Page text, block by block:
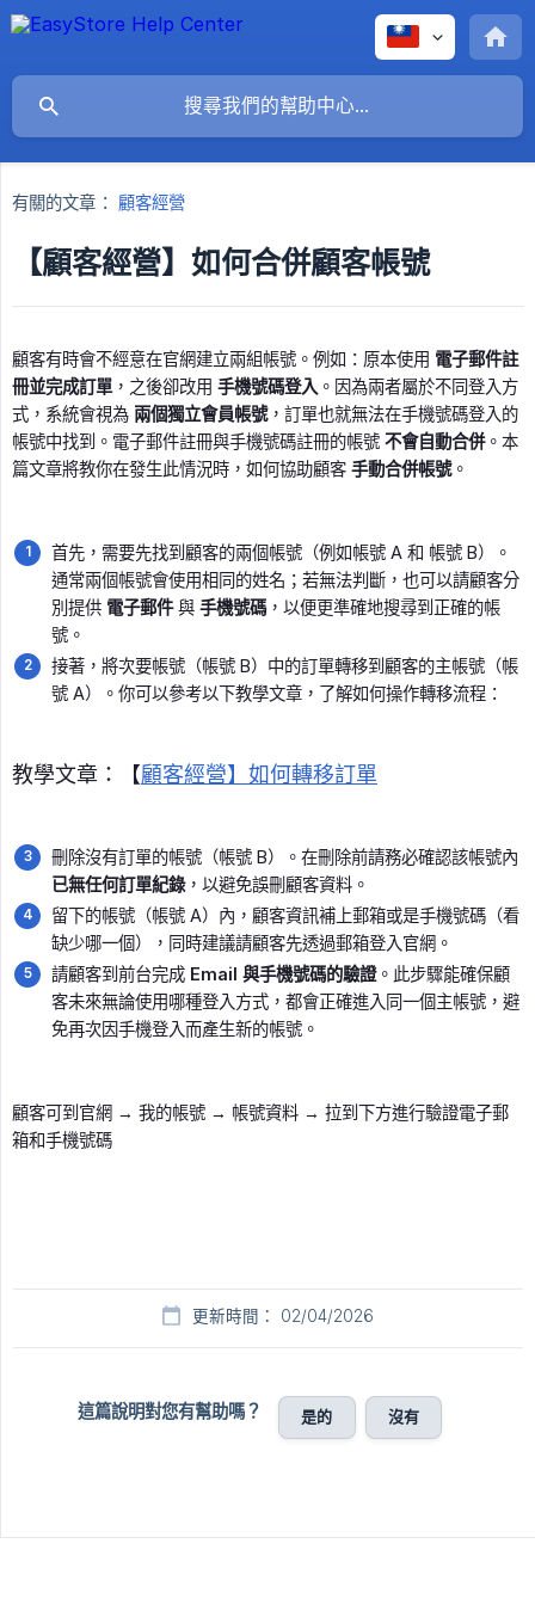
有關的文章： 顧客經營
【顧客經營】如何合併顧客帳號
顧客有時會不經意在官網建立兩組帳號。例如：原本使用 電子郵件註
冊並完成訂單，之後卻改用 手機號碼登入 。因為兩者屬於不同登入方
式，系統會視為 兩個獨立會員帳號，訂單也就無法在手機號碼登入的
帳號中找到。電子郵件註冊與手機號碼註冊的帳號 不會自動合併。本
篇文章將教你在發生此情況時，如何協助顧客 手動合併帳號。
首先，需要先找到顧客的兩個帳號（例如帳號 A 和 帳號 B）。
通常兩個帳號會使用相同的姓名；若無法判斷，也可以請顧客分
別提供 電子郵件與 手機號碼，以便更準確地搜尋到正確的帳
號。
接著，將次要帳號（帳號 B）中的訂單轉移到顧客的主帳號（帳
號 A）。你可以參考以下教學文章，了解如何操作轉移流程：
教學文章：【顧客經營】如何轉移訂單
刪除沒有訂單的帳號（帳號 B）。在刪除前請務必確認該帳號內
已無任何訂單紀錄，以避免誤刪顧客資料。
留下的帳號（帳號 A）內，顧客資訊補上郵箱或是手機號碼（看
缺少哪一個），同時建議請顧客先透過郵箱登入官網。
請顧客到前台完成 Email 與手機號碼的驗證。此步驟能確保顧
客未來無論使用哪種登入方式，都會正確進入同一個主帳號，避
免再次因手機登入而產生新的帳號。
顧客可到官網 → 我的帳號 → 帳號資料 → 拉到下方進行驗證電子郵
箱和手機號碼
更新時間： 02/04/2026
這篇說明對您有幫助嗎？ 是的 沒有